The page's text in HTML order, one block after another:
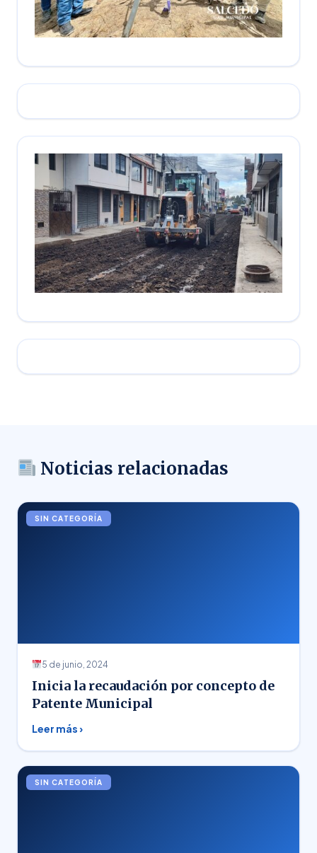
Noticias relacionadas
SIN CATEGORÍA
5 de junio, 2024
Inicia la recaudación por concepto de
Patente Municipal
Leer más ›
SIN CATEGORÍA